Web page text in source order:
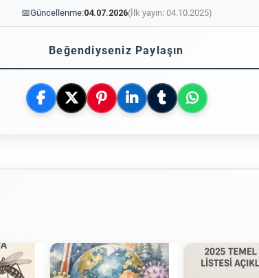
📅Güncellenme:04.07.2026(İlk yayın: 04.10.2025)
Beğendiyseniz Paylaşın